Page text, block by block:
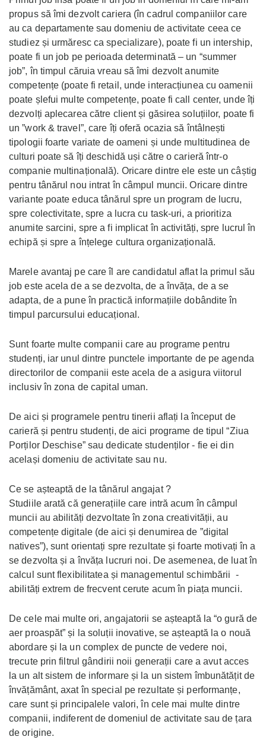
propus să îmi dezvolt cariera (în cadrul companiilor care
au ca departamente sau domeniu de activitate ceea ce
studiez și urmăresc ca specializare), poate fi un intership,
poate fi un job pe perioada determinată – un “summer
job”, în timpul căruia vreau să îmi dezvolt anumite
competențe (poate fi retail, unde interacțiunea cu oamenii
poate șlefui multe competențe, poate fi call center, unde îți
dezvolți aplecarea către client și găsirea soluțiilor, poate fi
un ”work & travel”, care îți oferă ocazia să întâlnești
tipologii foarte variate de oameni și unde multitudinea de
culturi poate să îți deschidă uși către o carieră într-o
companie multinațională). Oricare dintre ele este un câștig
pentru tânărul nou intrat în câmpul muncii. Oricare dintre
variante poate educa tânărul spre un program de lucru,
spre colectivitate, spre a lucra cu task-uri, a prioritiza
anumite sarcini, spre a fi implicat în activități, spre lucrul în
echipă și spre a înțelege cultura organizațională.
Marele avantaj pe care îl are candidatul aflat la primul său
job este acela de a se dezvolta, de a învăța, de a se
adapta, de a pune în practică informațiile dobândite în
timpul parcursului educațional.
Sunt foarte multe companii care au programe pentru
studenți, iar unul dintre punctele importante de pe agenda
directorilor de companii este acela de a asigura viitorul
inclusiv în zona de capital uman.
De aici și programele pentru tinerii aflați la început de
carieră și pentru studenți, de aici programe de tipul “Ziua
Porților Deschise” sau dedicate studenților - fie ei din
același domeniu de activitate sau nu.
Ce se așteaptă de la tânărul angajat ?
Studiile arată că generațiile care intră acum în câmpul
muncii au abilități dezvoltate în zona creativității, au
competențe digitale (de aici și denumirea de ”digital
natives”), sunt orientați spre rezultate și foarte motivați în a
se dezvolta și a învăța lucruri noi. De asemenea, de luat în
calcul sunt flexibilitatea și managementul schimbării -
abilități extrem de frecvent cerute acum în piața muncii.
De cele mai multe ori, angajatorii se așteaptă la “o gură de
aer proaspăt” și la soluții inovative, se așteaptă la o nouă
abordare și la un complex de puncte de vedere noi,
trecute prin filtrul gândirii noii generații care a avut acces
la un alt sistem de informare și la un sistem îmbunătățit de
învățământ, axat în special pe rezultate și performanțe,
care sunt și principalele valori, în cele mai multe dintre
companii, indiferent de domeniul de activitate sau de țara
de origine.